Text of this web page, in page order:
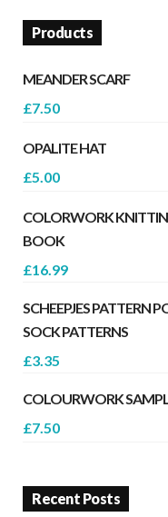
Products
MEANDER SCARF
£7.50
OPALITE HAT
£5.00
COLORWORK
BOOK
£16.99
SCHEEPJES PATTERN
SOCK PATTERNS
£3.35
COLOURWORK
£7.50
Recent Posts